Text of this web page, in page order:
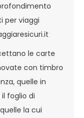
per viaggi
le carte
con timbro
quelle in
foglio di
la cui